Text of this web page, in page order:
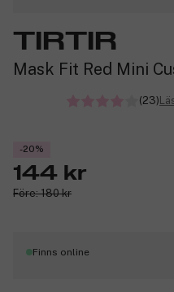
TIRTIR
Mask Fit Red Mini
(23)
-20%
144 kr
Före: 180 kr
Finns online